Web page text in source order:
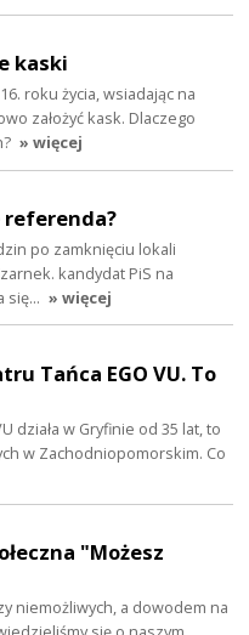
kaski
roku życia, wsiadając na
założyć kask. Dlaczego
» więcej
referenda?
po zamknięciu lokali
kandydat PiS na
się… » więcej
Tańca EGO VU. To
działa w Gryfinie od 35 lat, to
w Zachodniopomorskim. Co
"Możesz
niemożliwych, a dowodem na